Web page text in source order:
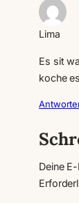
Lima
Es sit
koche
Deine